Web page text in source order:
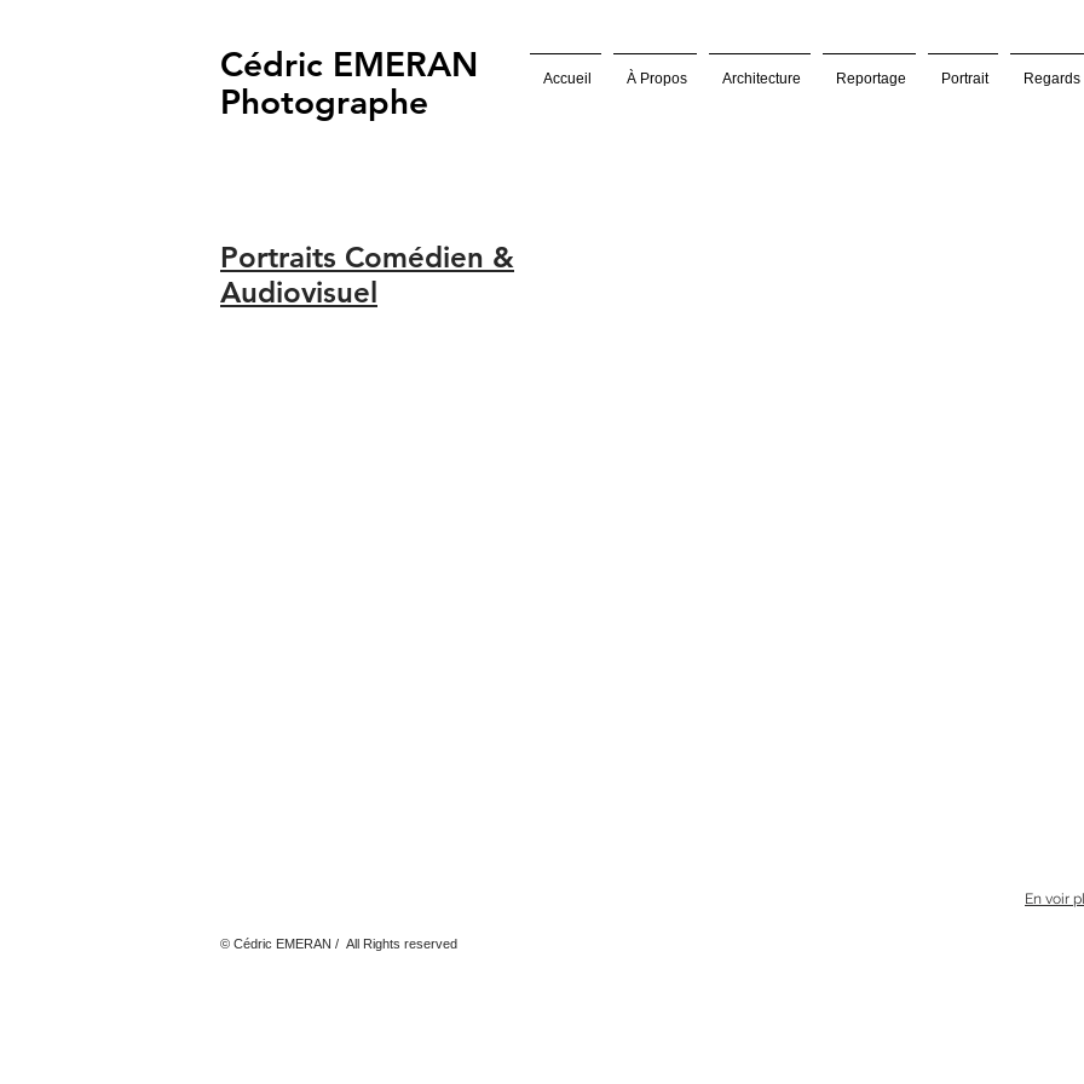
Cédric EMERAN
Photographe
Accueil À Propos Architecture Reportage Portrait Regards
Portraits Comédien &
Audiovisuel
En voir
© Cédric EMERAN / All Rights reserved